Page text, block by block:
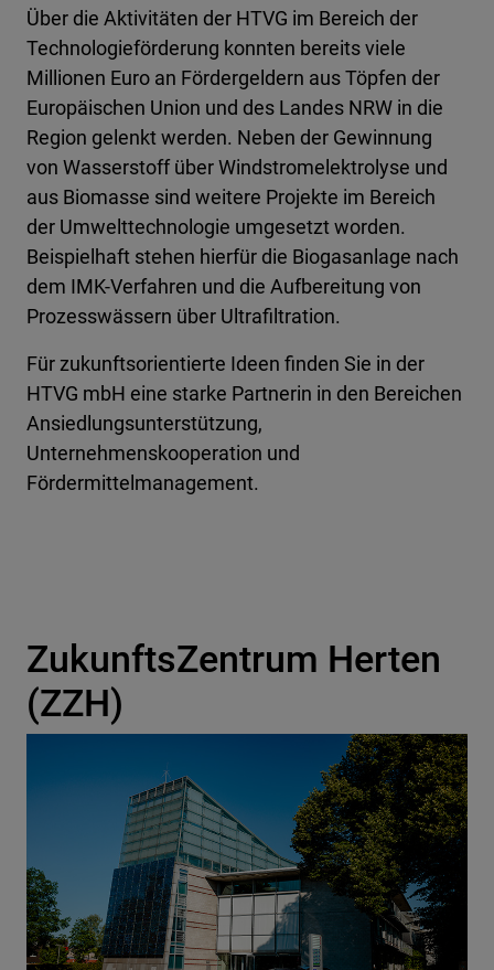
Über die Aktivitäten der HTVG im Bereich der
Technologieförderung konnten bereits viele
Millionen Euro an Fördergeldern aus Töpfen der
Europäischen Union und des Landes NRW in die
Region gelenkt werden. Neben der Gewinnung
von Wasserstoff über Windstromelektrolyse und
aus Biomasse sind weitere Projekte im Bereich
der Umwelttechnologie umgesetzt worden.
Beispielhaft stehen hierfür die Biogasanlage nach
dem IMK-Verfahren und die Aufbereitung von
Prozesswässern über Ultrafiltration.
Für zukunftsorientierte Ideen finden Sie in der
HTVG mbH eine starke Partnerin in den Bereichen
Ansiedlungsunterstützung,
Unternehmenskooperation und
Fördermittelmanagement.
ZukunftsZentrum Herten
(ZZH)